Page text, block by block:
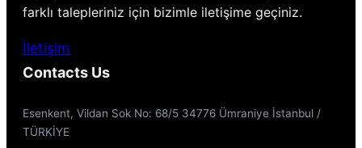
farklı talepleriniz için bizimle iletişime geçiniz.
İletişim
Contacts Us
Esenkent, Vildan Sok No: 68/5 34776 Ümraniye İstanbul /
TÜRKİYE